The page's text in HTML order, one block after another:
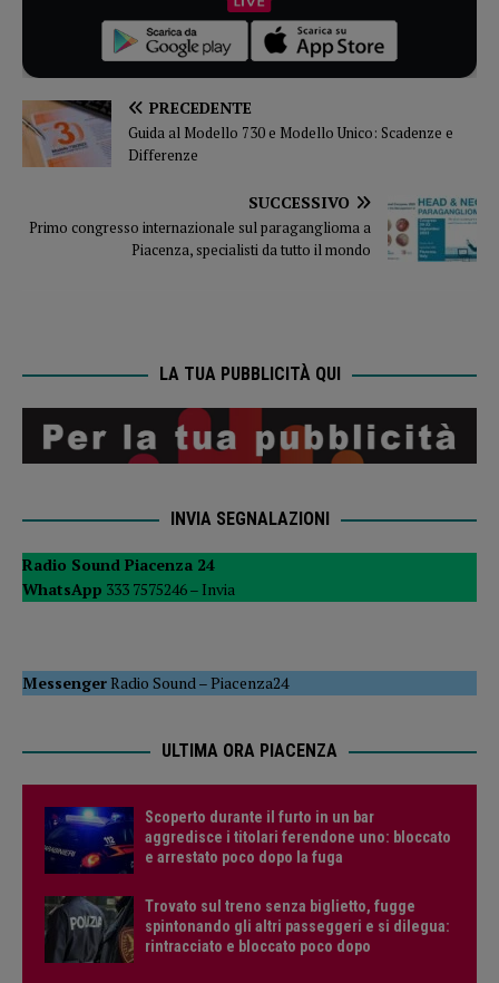
PRECEDENTE
Guida al Modello 730 e Modello Unico: Scadenze e
Differenze
SUCCESSIVO
Primo congresso internazionale sul paraganglioma a
Piacenza, specialisti da tutto il mondo
LA TUA PUBBLICITÀ QUI
INVIA SEGNALAZIONI
Radio Sound Piacenza 24
WhatsApp 333 7575246 – Invia
MessengerRadio Sound–Piacenza24
ULTIMA ORA PIACENZA
Scoperto durante il furto in un bar
aggredisce i titolari ferendone uno: bloccato
e arrestato poco dopo la fuga
Trovato sul treno senza biglietto, fugge
spintonando gli altri passeggeri e si dilegua:
rintracciato e bloccato poco dopo